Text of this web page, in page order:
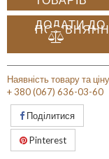
ДОДАТИ ДО
Наявність товару та
+ 380 (067) 636-03-60
Поділитися
Pinterest